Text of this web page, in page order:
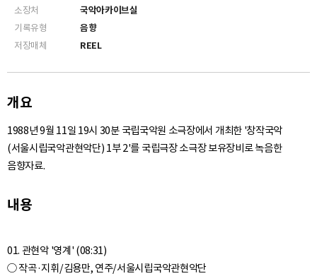
소장처
국악아카이브실
기록유형
음향
저장매체
REEL
개요
1988년 9월 11일 19시 30분 국립국악원 소극장에서 개최한 '창작국악
(서울시립국악관현악단) 1부 2'를 국립극장 소극장 보유장비로 녹음한
음향자료.
내용
01. 관현악 '영계' (08:31)
○ 작곡·지휘/김용만, 연주/서울시립국악관현악단